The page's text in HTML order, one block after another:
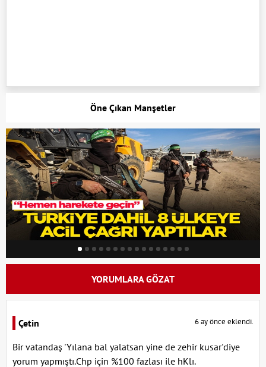
Öne Çıkan Manşetler
YORUMLARA GÖZAT
Çetin 6 ay önce eklendi.
Bir vatandaş 'Yılana bal yalatsan yine de zehir kusar'diye
yorum yapmıştı.Chp için %100 fazlası ile hKlı.